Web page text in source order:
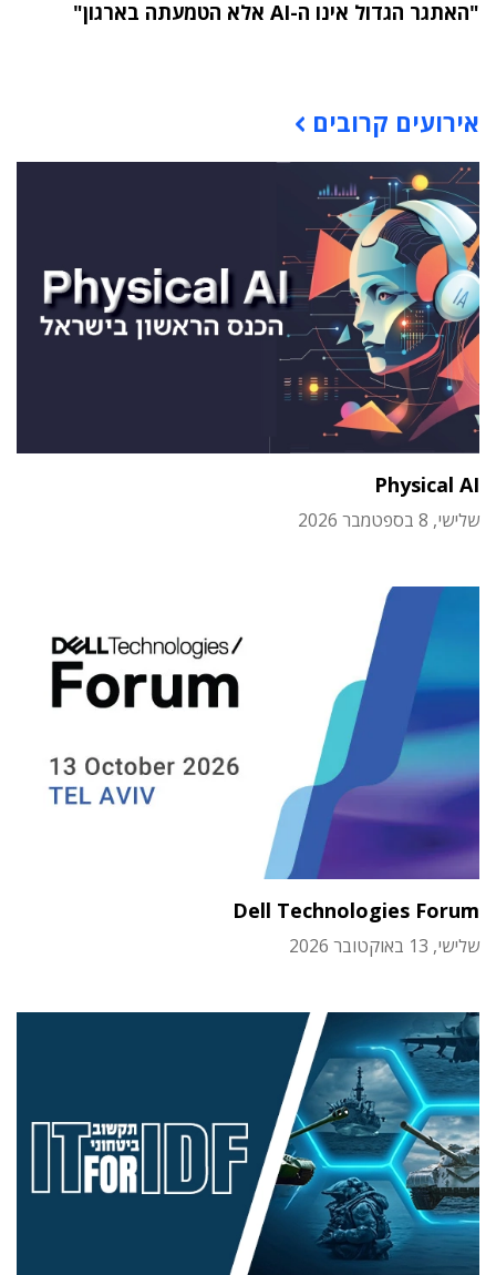
"האתגר הגדול אינו ה-AI אלא הטמעתה בארגון"
אירועים קרובים
Physical AI
שלישי, 8 בספטמבר 2026
Dell Technologies Forum
שלישי, 13 באוקטובר 2026